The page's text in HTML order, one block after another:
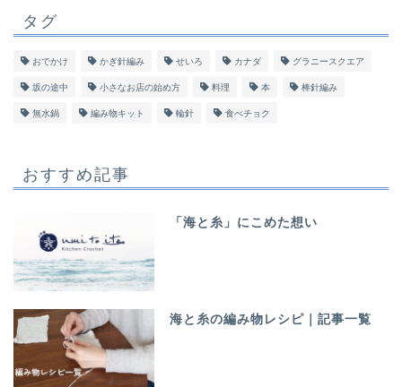
タグ
おでかけ かぎ針編み せいろ カナダ グラニースクエア
坂の途中 小さなお店の始め方 料理 本 棒針編み
無水鍋 編み物キット 輪針 食べチョク
おすすめ記事
「海と糸」にこめた想い
海と糸の編み物レシピ｜記事一覧